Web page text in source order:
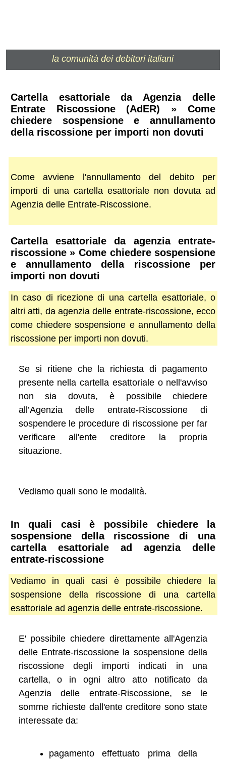
la comunità dei debitori italiani
Cartella esattoriale da Agenzia delle
Entrate Riscossione (AdER) » Come
chiedere sospensione e annullamento
della riscossione per importi non dovuti
Come avviene l'annullamento del debito per
importi di una cartella esattoriale non dovuta ad
Agenzia delle Entrate-Riscossione.
Cartella esattoriale da agenzia entrate-
riscossione » Come chiedere sospensione
e annullamento della riscossione per
importi non dovuti
In caso di ricezione di una cartella esattoriale, o
altri atti, da agenzia delle entrate-riscossione, ecco
come chiedere sospensione e annullamento della
riscossione per importi non dovuti.
Se si ritiene che la richiesta di pagamento
presente nella cartella esattoriale o nell'avviso
non sia dovuta, è possibile chiedere
all’Agenzia delle entrate-Riscossione di
sospendere le procedure di riscossione per far
verificare all'ente creditore la propria
situazione.
Vediamo quali sono le modalità.
In quali casi è possibile chiedere la
sospensione della riscossione di una
cartella esattoriale ad agenzia delle
entrate-riscossione
Vediamo in quali casi è possibile chiedere la
sospensione della riscossione di una cartella
esattoriale ad agenzia delle entrate-riscossione.
E' possibile chiedere direttamente all'Agenzia
delle Entrate-riscossione la sospensione della
riscossione degli importi indicati in una
cartella, o in ogni altro atto notificato da
Agenzia delle entrate-Riscossione, se le
somme richieste dall'ente creditore sono state
interessate da:
pagamento effettuato prima della